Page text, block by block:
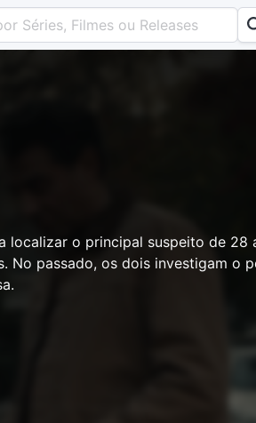
localizar o principal suspeito de 28
No passado, os dois investigam o